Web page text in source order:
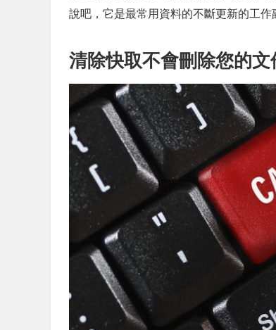
說吧，它是最常用資料的不斷更新的工作
清除快取不會刪除您的文